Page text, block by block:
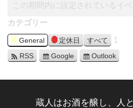
この期間内に設定されているイ
カテゴリー
General 定休日 すべて 1
RSS Google Outlook
蔵人はお酒を醸し、人